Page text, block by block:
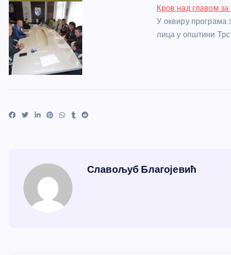
Кров над главом
У оквиру програма
лица у општини
Славољуб Благојевић